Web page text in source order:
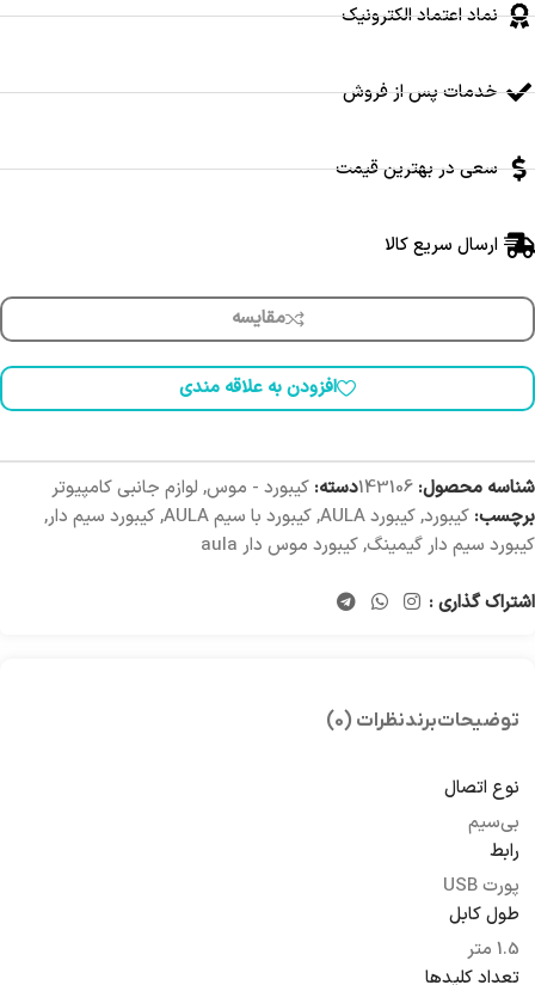
نماد اعتماد الکترونیک
خدمات پس از فروش
سعی در بهترین قیمت
ارسال سریع کالا
مقایسه
افزودن به علاقه مندی
شناسه محصول: 143106دسته: کیبورد - موس, لوازم جانبی کامپیوتر
برچسب: کیبورد,کیبورد AULA ,کیبورد با سیم AULA ,کیبورد سیم دار,
کیبورد سیم دار گیمینگ,کیبورد موس دار aula
اشتراک گذاری :
توضیحاتبرندنظرات (0)
نوع اتصال
بی‌سیم
رابط
پورت USB
طول کابل
1.5 متر
تعداد کلیدها